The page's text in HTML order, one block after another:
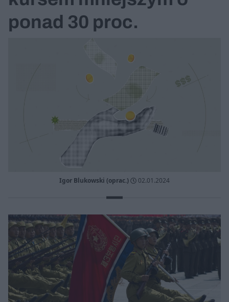
ponad 30 proc.
Igor Blukowski (oprac.) 02.01.2024